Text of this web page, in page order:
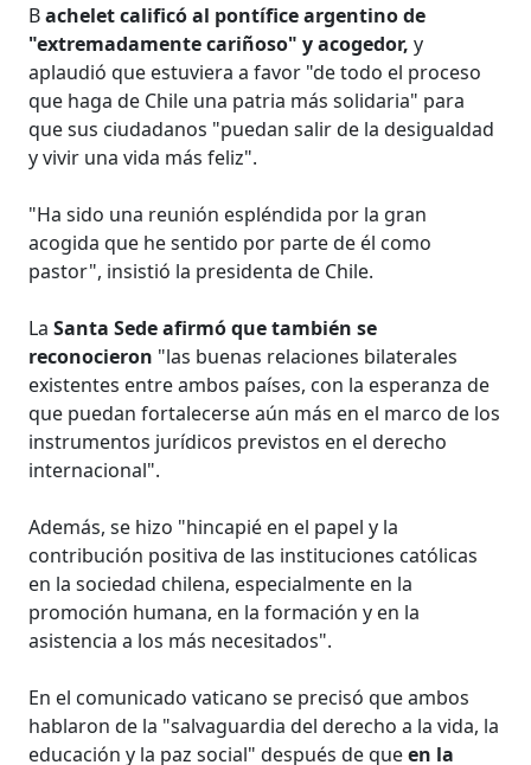
Bachelet calificó al pontífice argentino de
"extremadamente cariñoso" y acogedor,y
aplaudió que estuviera a favor "de todo el proceso
que haga de Chile una patria más solidaria" para
que sus ciudadanos "puedan salir de la desigualdad
y vivir una vida más feliz".
"Ha sido una reunión espléndida por la gran
acogida que he sentido por parte de él como
pastor", insistió la presidenta de Chile.
LaSanta Sede afirmó que también se
reconocieron "las buenas relaciones bilaterales
existentes entre ambos países, con la esperanza de
que puedan fortalecerse aún más en el marco de los
instrumentos jurídicos previstos en el derecho
internacional".
Además, se hizo "hincapié en el papel y la
contribución positiva de las instituciones católicas
en la sociedad chilena, especialmente en la
promoción humana, en la formación y en la
asistencia a los más necesitados".
En el comunicado vaticano se precisó que ambos
hablaron de la "salvaguardia del derecho a la vida, la
educación y la paz social" después de queen la